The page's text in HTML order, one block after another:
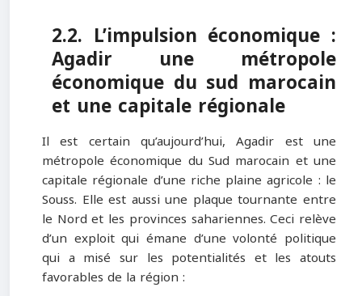
2.2. L’impulsion économique :
Agadir une métropole
économique du sud marocain
et une capitale régionale
Il est certain qu’aujourd’hui, Agadir est une
métropole économique du Sud marocain et une
capitale régionale d’une riche plaine agricole : le
Souss. Elle est aussi une plaque tournante entre
le Nord et les provinces sahariennes. Ceci relève
d’un exploit qui émane d’une volonté politique
qui a misé sur les potentialités et les atouts
favorables de la région :